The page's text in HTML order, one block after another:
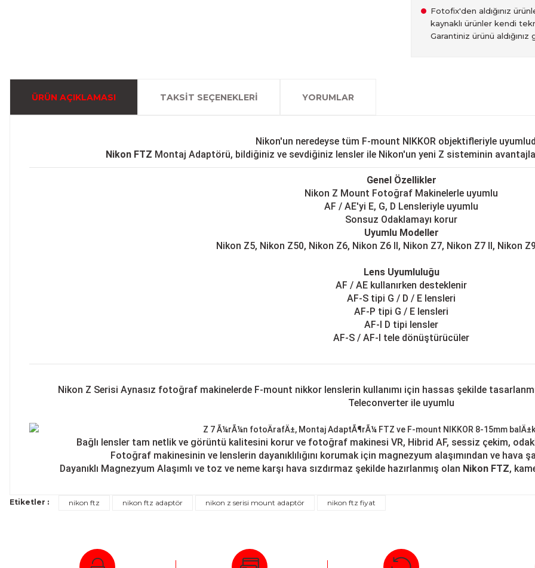
Fotofix'den aldığınız
kaynaklı ürünler kendi
Garantiniz ürünü
Whatsapp:0535 495 75
ÜRÜN AÇIKLAMASI TAKSIT SEÇENEKLERI YORUMLAR
Nikon'un neredeyse tüm F-mount NIKKOR objektifleriyle
Nikon FTZ Montaj Adaptörü, bildiğiniz ve sevdiğiniz lensler ile Nikon'un yeni Z sisteminin
Genel Özellikler
Nikon Z Mount Fotoğraf Makinelerle uyumlu
AF / AE'yi E, G, D Lensleriyle uyumlu
Sonsuz Odaklamayı korur
Uyumlu Modeller
Nikon Z5, Nikon Z50, Nikon Z6, Nikon Z6 II, Nikon Z7, Nikon Z7 II, Nikon
Lens Uyumluluğu
AF / AE kullanırken desteklenir
AF-S tipi G / D / E lensleri
AF-P tipi G / E lensleri
AF-I D tipi lensler
AF-S / AF-I tele dönüştürücüler
Nikon Z Serisi Aynasız fotoğraf makinelerde F-mount nikkor lenslerin kullanımı için hassas şekilde
Teleconverter ile uyumlu
Bağlı lensler tam netlik ve görüntü kalitesini korur ve fotoğraf makinesi VR, Hibrid AF, sessiz çekim,
Fotoğraf makinesinin ve lenslerin dayanıklılığını korumak için magnezyum alaşımından ve hava
Dayanıklı Magnezyum Alaşımlı ve toz ve neme karşı hava sızdırmaz şekilde hazırlanmış olan Nikon FTZ,
Etiketler : nikon ftz nikon ftz adaptör nikon z serisi mount adaptör nikon ftz fiyat